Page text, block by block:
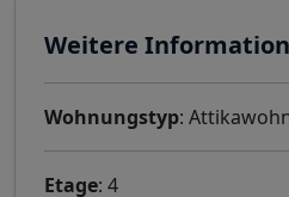
Weitere
Wohnungstyp:
Etage: 4